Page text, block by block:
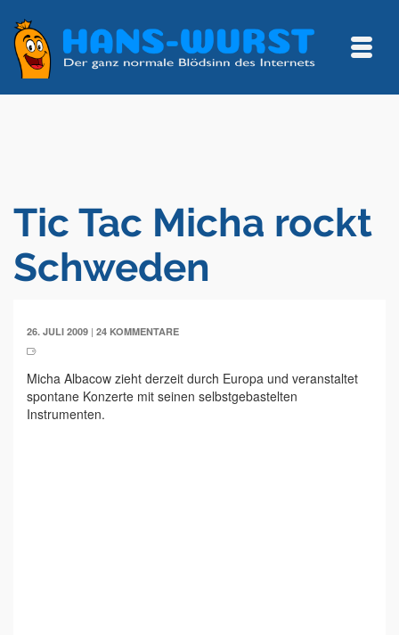
Tic Tac Micha rockt
Schweden
26. JULI 2009 | 24 KOMMENTARE
Micha Albacow zieht derzeit durch Europa und veranstaltet
spontane Konzerte mit seinen selbstgebastelten
Instrumenten.